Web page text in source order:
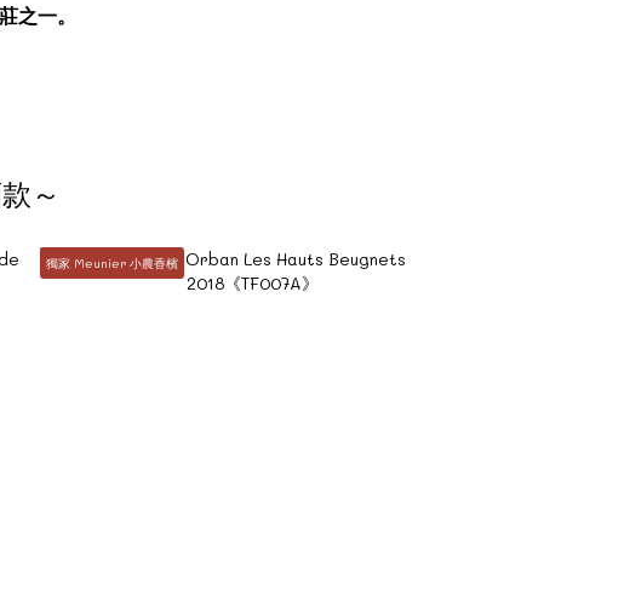
一。
～
獨家 Meunier 小農香檳